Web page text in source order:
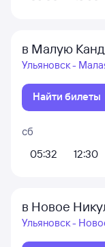
в Малую
Ульяновск -
Найти билеты
сб
05:32
12:30
в Новое
Ульяновск -